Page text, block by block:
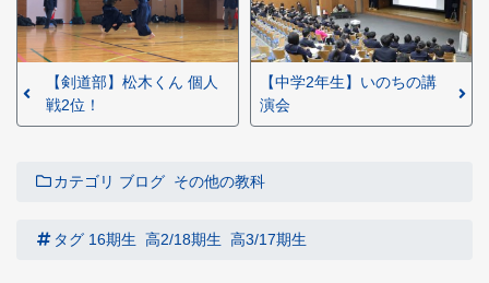
【剣道部】松木くん 個人
戦2位！
【中学2年生】いのちの講
演会
カテゴリ ブログ その他の教科
タグ 16期生 高2/18期生 高3/17期生